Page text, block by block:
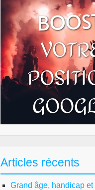
Articles récents
Grand âge, handicap et